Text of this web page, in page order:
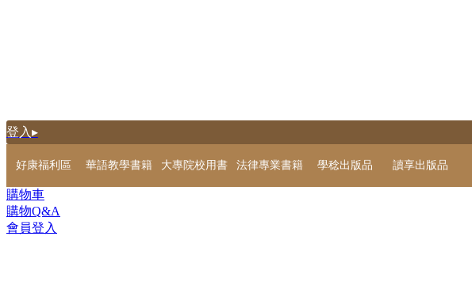
登入▸
好康福利區 華語教學書籍 大專院校用書 法律專業書籍 學稔出版品 讀享出版品
購物車
購物Q&A
會員登入